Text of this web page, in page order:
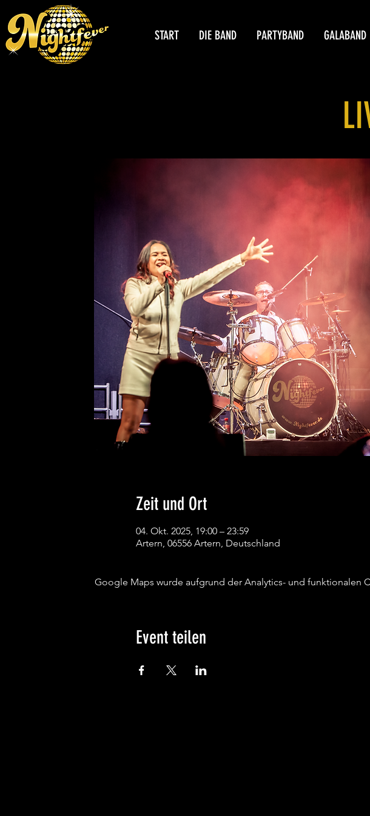
START DIE BAND PARTYBAND GALABAND
Zeit und Ort
04. Okt. 2025, 19:00 – 23:59
Artern, 06556 Artern, Deutschland
Google Maps wurde aufgrund der Analytics- und funktionalen
Event teilen